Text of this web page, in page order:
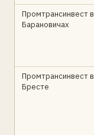
Промтрансинвест в
Барановичах
Промтрансинвест в
Бресте